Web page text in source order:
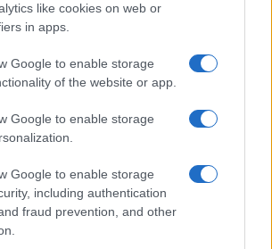
like cookies on web or
in apps.
Google to enable storage
of the website or app.
Google to enable storage
Google to enable storage
including authentication
fraud prevention, and other
Facebook
Cookie Policy
GiULia
Prima Pagina